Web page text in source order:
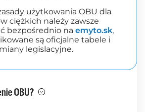
użytkowania OBU dla
ciężkich należy zawsze
bezpośrednio na emyto.sk,
są oficjalne tabele i
legislacyjne.
OBU?